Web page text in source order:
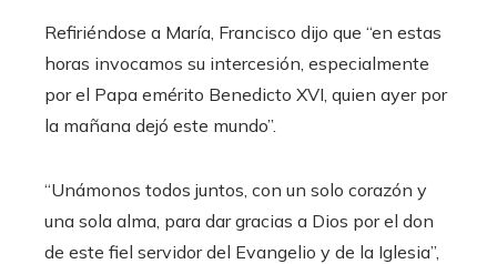
Refiriéndose a María, Francisco dijo que “en estas
horas invocamos su intercesión, especialmente
por el Papa emérito Benedicto XVI, quien ayer por
la mañana dejó este mundo”.
“Unámonos todos juntos, con un solo corazón y
una sola alma, para dar gracias a Dios por el don
de este fiel servidor del Evangelio y de la Iglesia”,